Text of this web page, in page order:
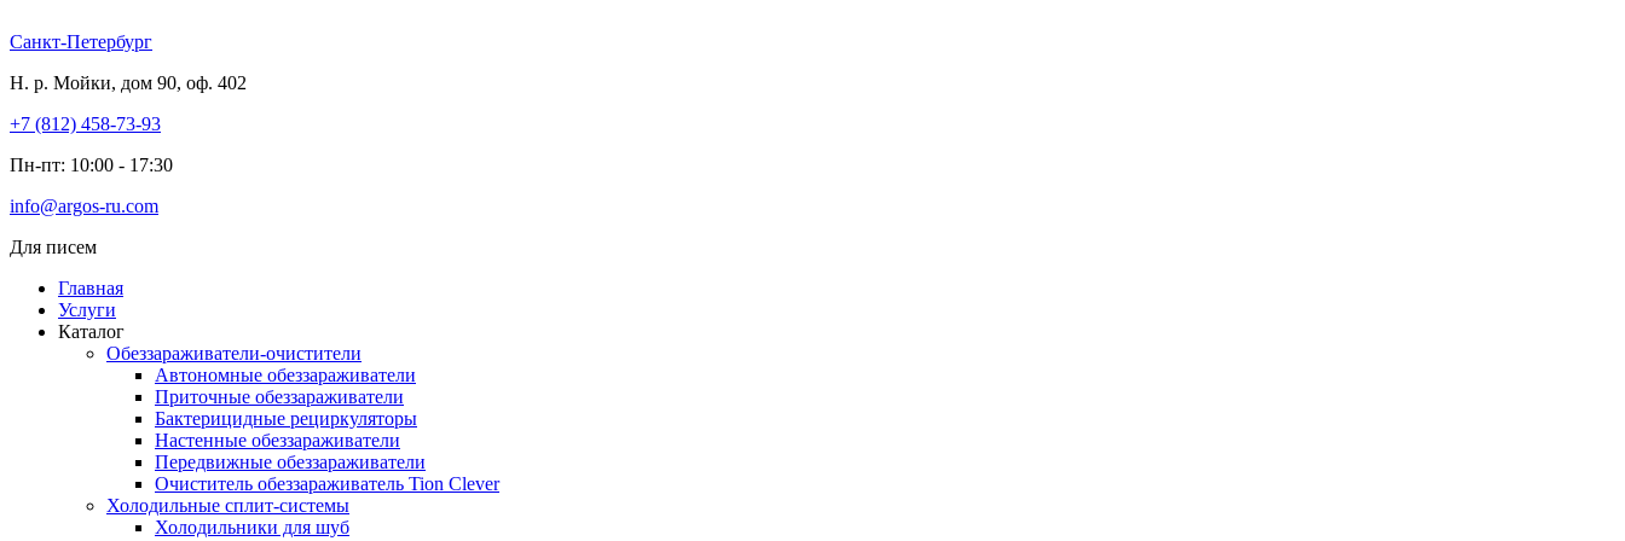
к
Санкт-Петербург
Н. р. Мойки, дом 90, оф. 402
+7 (812) 458-73-93
Пн-пт: 10:00 - 17:30
info@argos-ru.com
Для писем
Главная
Услуги
Каталог
Обеззараживатели-очистители
Автономные обеззараживатели
Приточные обеззараживатели
Бактерицидные рециркуляторы
Настенные обеззараживатели
Передвижные обеззараживатели
Очиститель обеззараживатель Tion Clever
Холодильные сплит-системы
Холодильники для шуб